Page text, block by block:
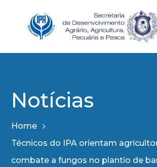
Notícias
Home
Técnicos do IPA orientam
combate a fungos no plantio de